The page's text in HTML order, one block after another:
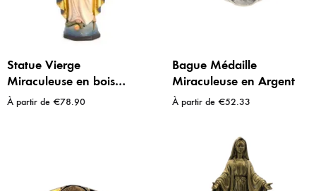
Statue Vierge
Miraculeuse en bois
coloré – Sculpture
À partir de €78.90
Bague Médaille
Miraculeuse en Argent
À partir de €52.33